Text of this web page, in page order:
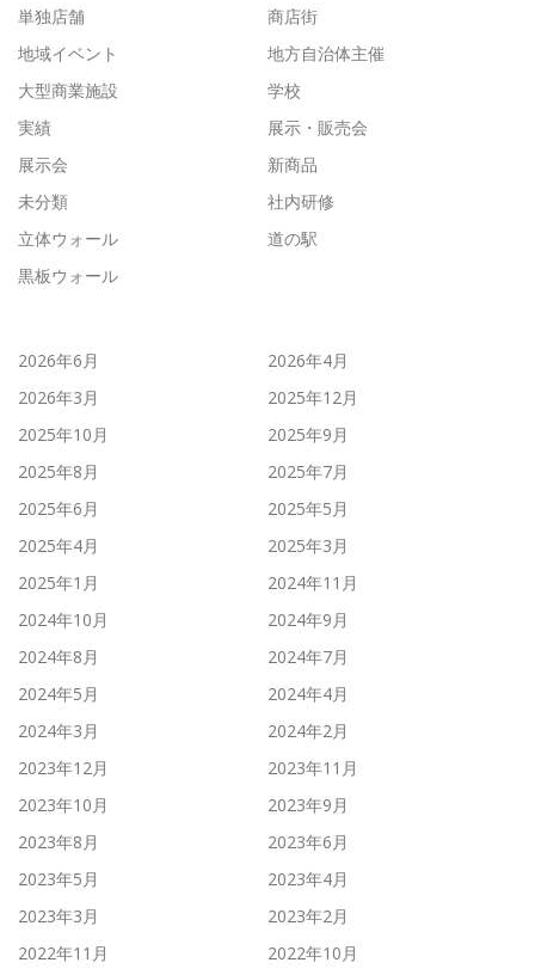
単独店舗
商店街
地域イベント
地方自治体主催
大型商業施設
学校
実績
展示・販売会
展示会
新商品
未分類
社内研修
立体ウォール
道の駅
黒板ウォール
2026年6月
2026年4月
2026年3月
2025年12月
2025年10月
2025年9月
2025年8月
2025年7月
2025年6月
2025年5月
2025年4月
2025年3月
2025年1月
2024年11月
2024年10月
2024年9月
2024年8月
2024年7月
2024年5月
2024年4月
2024年3月
2024年2月
2023年12月
2023年11月
2023年10月
2023年9月
2023年8月
2023年6月
2023年5月
2023年4月
2023年3月
2023年2月
2022年11月
2022年10月